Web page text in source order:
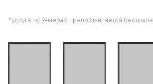
*услуга по замерам предоставляется